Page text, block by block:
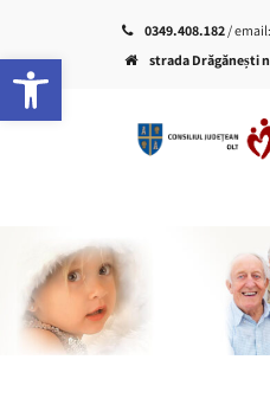
Deschide bara de unelte
0349.408.182/
strada Drăgănești